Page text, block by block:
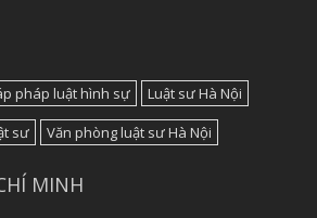
pháp luật hình sự
Luật sư Hà Nội
sư Văn phòng luật sư Hà Nội
MINH